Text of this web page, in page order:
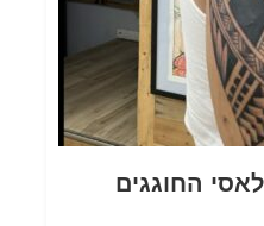
החוגגים